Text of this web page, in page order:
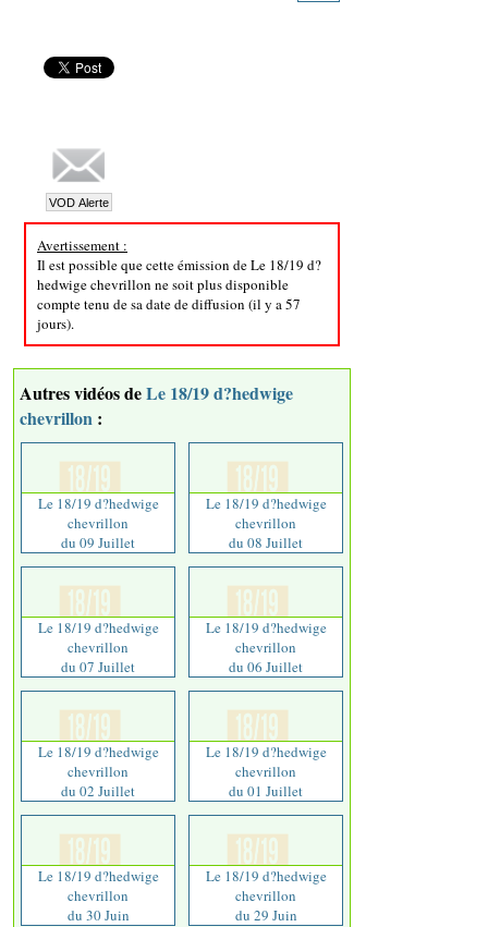
Avertissement :
Il est possible que cette émission de Le 18/19 d?
hedwige chevrillon ne soit plus disponible
compte tenu de sa date de diffusion (il y a 57
jours).
Autres vidéos deLe 18/19 d?hedwige
chevrillon :
Le 18/19 d?hedwige
chevrillon
du 09 Juillet
Le 18/19 d?hedwige
chevrillon
du 08 Juillet
Le 18/19 d?hedwige
chevrillon
du 07 Juillet
Le 18/19 d?hedwige
chevrillon
du 06 Juillet
Le 18/19 d?hedwige
chevrillon
du 02 Juillet
Le 18/19 d?hedwige
chevrillon
du 01 Juillet
Le 18/19 d?hedwige
chevrillon
du 30 Juin
Le 18/19 d?hedwige
chevrillon
du 29 Juin